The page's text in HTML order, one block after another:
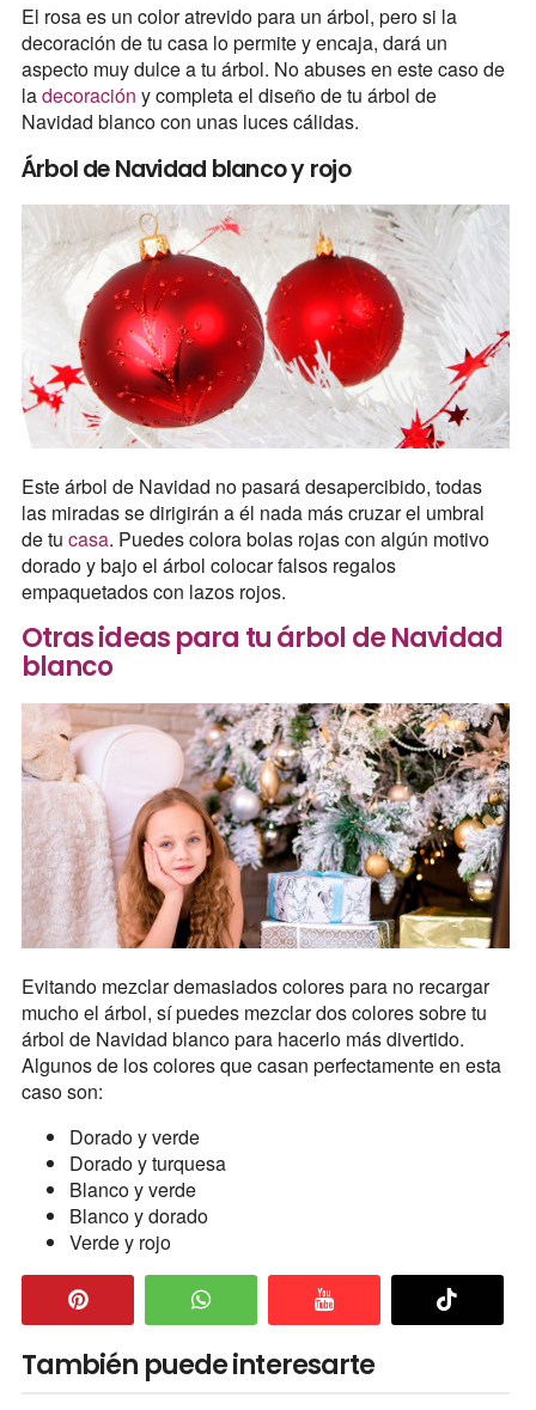
El rosa es un color atrevido para un árbol, pero si la
decoración de tu casa lo permite y encaja, dará un
aspecto muy dulce a tu árbol. No abuses en este caso de
ladecoración y completa el diseño de tu árbol de
Navidad blanco con unas luces cálidas.
Árbol de Navidad blanco y rojo
Este árbol de Navidad no pasará desapercibido, todas
las miradas se dirigirán a él nada más cruzar el umbral
de tu casa. Puedes colora bolas rojas con algún motivo
dorado y bajo el árbol colocar falsos regalos
empaquetados con lazos rojos.
Otras ideas para tu árbol de Navidad
blanco
Evitando mezclar demasiados colores para no recargar
mucho el árbol, sí puedes mezclar dos colores sobre tu
árbol de Navidad blanco para hacerlo más divertido.
Algunos de los colores que casan perfectamente en esta
caso son:
Dorado y verde
Dorado y turquesa
Blanco y verde
Blanco y dorado
Verde y rojo
También puede interesarte